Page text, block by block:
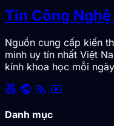
Tin Công Nghệ
Nguồn cung cấp kiến
minh uy tín nhất Việt
kính khoa học mỗi
social_leaderboard public rss_feed smart_display
Danh mục